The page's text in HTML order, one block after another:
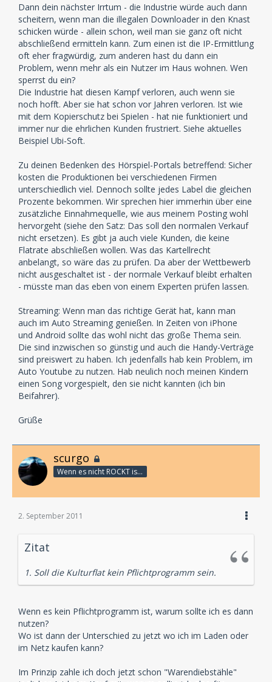
Klar, da entfällt a. der Wettbewerb ist also
Kartellwidrig und b. kostet bei dem einen die
Produktion 1000 euro bei dem anderen 2000 . Beide
verkaufen die CD aber für 10 Euro das Stück, was
bekommt dann jeder in der Flatrate?
Wie nennst du es denn?
Also ich nenne eskriminellund nichts anderes ist es,
nach geltendem Recht.
Du schwafelst hier von "Kulturflatrate" aber kann
nicht mal die einfachsten Fragen logisch beantworten.
Solange nicht ALLE zahlen müssen, wird keiner etwas
buchen was er auch umsonst bekommen kann. Wenn
es nicht gesetzlich verankert wäre, dann würde keiner
GEZ zahlen. Und selbst da gibt es "Schwarzseher".
Beantworte die Fragen bevor du hier weiterschreibst,
wenn du möchtest das man dich zumindest ein
bisschen ernstnimmt.
Du schreibst es STREAMING, da hab ich im Auto oder
dem MP3 Player nix von und das laden ist trotzdem
illegal, na super idee.
Dann dein nächster Irrtum - die Industrie würde auch dann
scheitern, wenn man die illegalen Downloader in den Knast
schicken würde - allein schon, weil man sie ganz oft nicht
abschließend ermitteln kann. Zum einen ist die IP-Ermittlung
oft eher fragwürdig, zum anderen hast du dann ein
Problem, wenn mehr als ein Nutzer im Haus wohnen. Wen
sperrst du ein?
Die Industrie hat diesen Kampf verloren, auch wenn sie
noch hofft. Aber sie hat schon vor Jahren verloren. Ist wie
mit dem Kopierschutz bei Spielen - hat nie funktioniert und
immer nur die ehrlichen Kunden frustriert. Siehe aktuelles
Beispiel Ubi-Soft.
Zu deinen Bedenken des Hörspiel-Portals betreffend: Sicher
kosten die Produktionen bei verschiedenen Firmen
unterschiedlich viel. Dennoch sollte jedes Label die gleichen
Prozente bekommen. Wir sprechen hier immerhin über eine
zusätzliche Einnahmequelle, wie aus meinem Posting wohl
hervorgeht (siehe den Satz: Das soll den normalen Verkauf
nicht ersetzen). Es gibt ja auch viele Kunden, die keine
Flatrate abschließen wollen. Was das Kartellrecht
anbelangt, so wäre das zu prüfen. Da aber der Wettbewerb
nicht ausgeschaltet ist - der normale Verkauf bleibt erhalten
- müsste man das eben von einem Experten prüfen lassen.
Streaming: Wenn man das richtige Gerät hat, kann man
auch im Auto Streaming genießen. In Zeiten von iPhone
und Android sollte das wohl nicht das große Thema sein.
Die sind inzwischen so günstig und auch die Handy-Verträge
sind preiswert zu haben. Ich jedenfalls hab kein Problem, im
Auto Youtube zu nutzen. Hab neulich noch meinen Kindern
einen Song vorgespielt, den sie nicht kannten (ich bin
Beifahrer).
Grüße
scurgo
Wenn es nicht ROCKT is es fürn ARSCH!
2. September 2011
Zitat
1. Soll die Kulturflat kein Pflichtprogramm sein.
Wenn es kein Pflichtprogramm ist, warum sollte ich es dann
nutzen?
Wo ist dann der Unterschied zu jetzt wo ich im Laden oder
im Netz kaufen kann?
Im Prinzip zahle ich doch jetzt schon "Warendiebstähle"